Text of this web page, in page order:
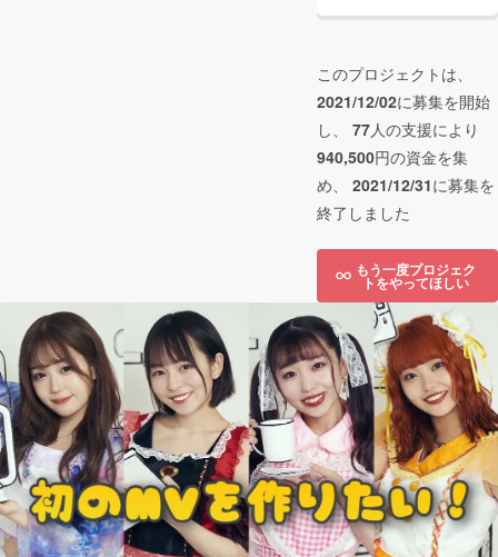
このプロジェクトは、
2021/12/02に募集を開始
し、 77人の支援により
940,500円の資金を集
め、 2021/12/31に募集を
終了しました
もう一度プロジェク
トをやってほしい